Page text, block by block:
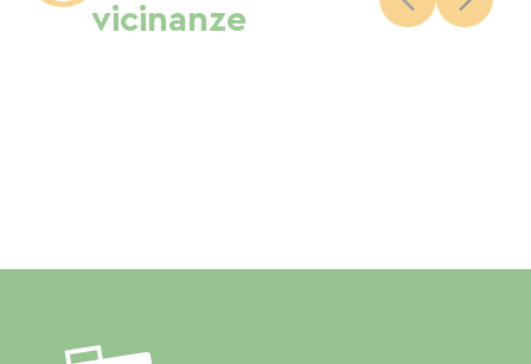
vicinanze